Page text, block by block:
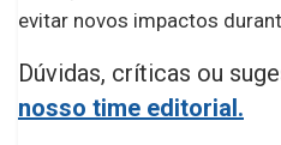
evitar novos impactos
Dúvidas, críticas ou
nosso time editorial.